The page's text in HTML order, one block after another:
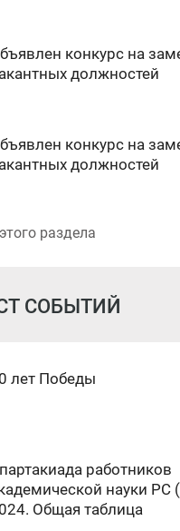
конкурс на
должностей
конкурс на
должностей
раздела
СОБЫТИЙ
лет Победы
работников
науки РС
Общая таблица